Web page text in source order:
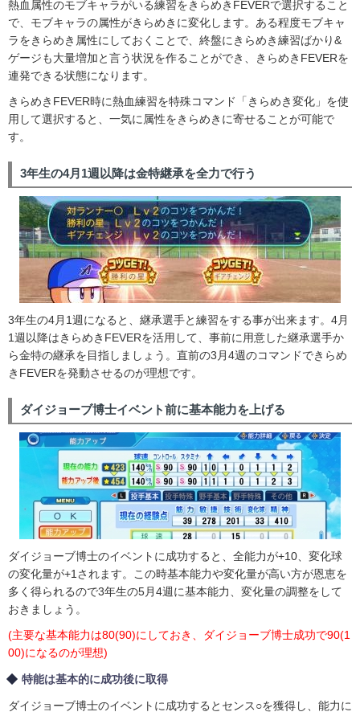
熱血属性のモブキャラがいる練習をきらめきFEVERで選択すること
で、モブキャラの属性がきらめきに変化します。ある程度モブキャ
ラをきらめき属性にしておくことで、終盤にきらめき練習ばかり&
ゲージも大量増加と言う状況を作ることができ、きらめきFEVERを
連発できる状態になります。
きらめきFEVER時に熱血練習を特殊コマンド「きらめき変化」を使
用して選択すると、一気に属性をきらめきに寄せることが可能で
す。
3年生の4月1週以降は金特継承を全力で行う
3年生の4月1週になると、継承選手と練習をする事が出来ます。4月
1週以降はきらめきFEVERを活用して、事前に用意した継承選手か
ら金特の継承を目指しましょう。直前の3月4週のコマンドできらめ
きFEVERを発動させるのが理想です。
ダイジョーブ博士イベント前に基本能力を上げる
ダイジョーブ博士のイベントに成功すると、全能力が+10、変化球
の変化量が+1されます。この時基本能力や変化量が高い方が恩恵を
多く得られるので3年生の5月4週に基本能力、変化量の調整をして
おきましょう。
(主要な基本能力は80(90)にしておき、ダイジョーブ博士成功で90(1
00)になるのが理想)
特能は基本的に成功後に取得
ダイジョーブ博士のイベントに成功するとセンス○を獲得し、能力に